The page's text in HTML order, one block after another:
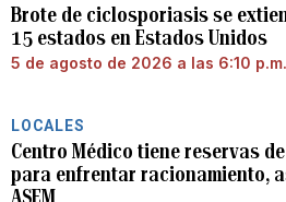
Brote de ciclosporiasis se
15 estados en Estados Unidos
5 de agosto de 2026 a las 6:10 p.m.
LOCALES
Centro Médico tiene reservas
para enfrentar racionamiento,
ASEM